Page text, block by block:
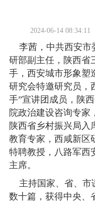
2024-06-14 08:34:11
李茜，中共西安市
研部副主任，陕西省
手，西安城市形象塑
研究会特邀研究员，
手”宣讲团成员，陕
院政治建设咨询专家
陕西省乡村振兴局入
教育专家，西咸新区
特聘教授，八路军西
主席。
主持国家、省、市
数十篇，获得中央、